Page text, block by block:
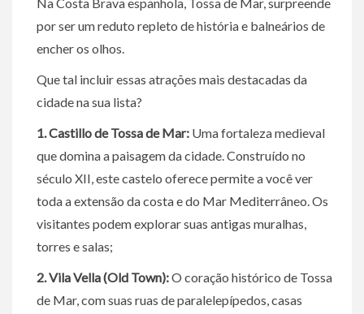
por ser um reduto repleto de história e balneários de
encher os olhos.
Que tal incluir essas atrações mais destacadas da
cidade na sua lista?
1. Castillo de Tossa de Mar: Uma fortaleza medieval
que domina a paisagem da cidade. Construído no
século XII, este castelo oferece permite a você ver
toda a extensão da costa e do Mar Mediterrâneo. Os
visitantes podem explorar suas antigas muralhas,
torres e salas;
2. Vila Vella (Old Town):O coração histórico de Tossa
de Mar, com suas ruas de paralelepípedos, casas